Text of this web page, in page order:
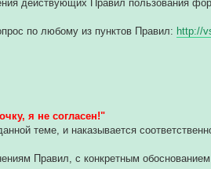
действующих Правил пользования
по любому из пунктов Правил: http://
я не согласен!"
теме, и наказывается
Правил, с конкретным